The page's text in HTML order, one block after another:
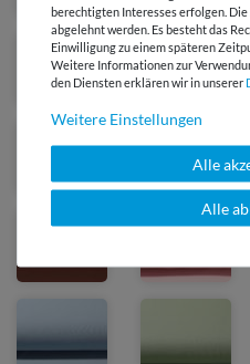
berechtigten Interesses erfolgen.
abgelehnt werden. Es besteht das
Einwilligung zu einem späteren
Weitere Informationen zur
den Diensten erklären wir in unserer
Weitere Einstellungen
Alle
Alle